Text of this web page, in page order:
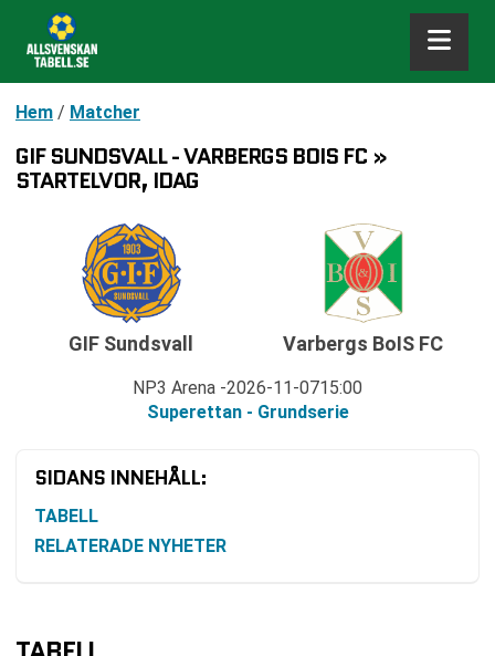
Hem / Matcher
GIF SUNDSVALL - VARBERGS BOIS FC »
STARTELVOR, IDAG
GIF Sundsvall
NP3 Arena 2026-11-0715:00
Superettan - Grundserie
Varbergs BoIS FC
SIDANS INNEHÅLL:
TABELL
RELATERADE NYHETER